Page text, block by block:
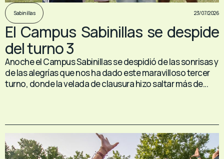
Sabinillas 23/07/2026
El Campus Sabinillas se despide
del turno 3
Anoche el Campus Sabinillas se despidió de las sonrisas y
de las alegrías que nos ha dado este maravilloso tercer
turno, donde la velada de clausura hizo saltar más de...